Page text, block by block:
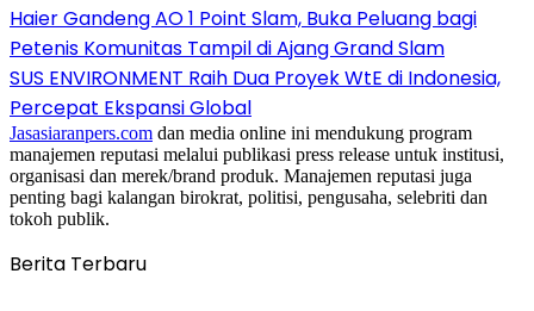
Haier Gandeng AO 1 Point Slam, Buka Peluang bagi
Petenis Komunitas Tampil di Ajang Grand Slam
SUS ENVIRONMENT Raih Dua Proyek WtE di Indonesia,
Percepat Ekspansi Global
Jasasiaranpers.com dan media online ini mendukung program
manajemen reputasi melalui publikasi press release untuk institusi,
organisasi dan merek/brand produk. Manajemen reputasi juga
penting bagi kalangan birokrat, politisi, pengusaha, selebriti dan
tokoh publik.
Berita Terbaru